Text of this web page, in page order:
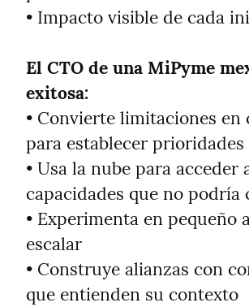
• Impacto visible de cada
El CTO de una MiPyme
exitosa:
• Convierte limitaciones
para establecer prioridades
• Usa la nube para acceder
capacidades que no
• Experimenta en pequeño
escalar
• Construye alianzas con
que entienden su contexto